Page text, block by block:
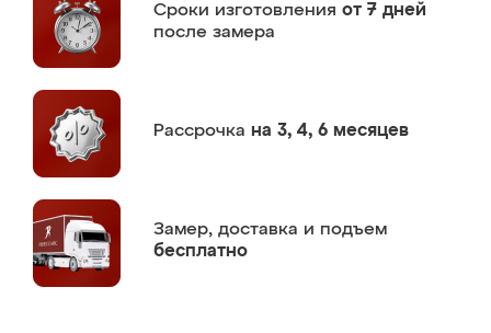
Сроки изготовления от 7 дней
после замера
Рассрочка на 3, 4, 6 месяцев
Замер, доставка и подъем
бесплатно